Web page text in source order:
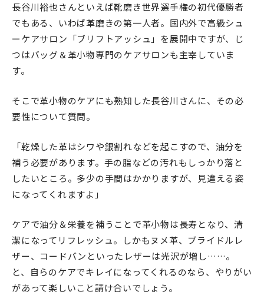
長谷川裕也さんといえば靴磨き世界選手権の初代優勝者
でもある、いわば革磨きの第一人者。国内外で高級シュ
ーケアサロン「ブリフトアッシュ」を展開中ですが、じ
つはバッグ＆革小物専門のケアサロンも主宰していま
す。
そこで革小物のケアにも熟知した長谷川さんに、その必
要性について質問。
「乾燥した革はシワや銀割れなどを起こすので、油分を
補う必要があります。手の脂などの汚れもしっかり落と
したいところ。多少の手間はかかりますが、見違える姿
になってくれますよ」
ケアで油分＆栄養を補うことで革小物は長寿となり、清
潔になってリフレッシュ。しかもヌメ革、ブライドルレ
ザー、コードバンといったレザーは光沢が増し……。
と、自らのケアでキレイになってくれるのなら、やりがい
があって楽しいこと請け合いでしょう。